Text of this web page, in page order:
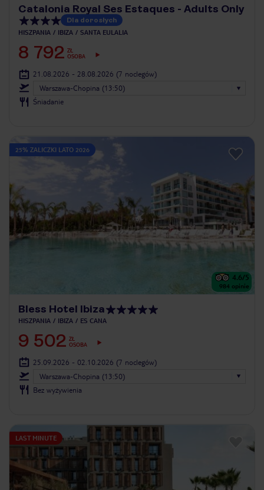
Catalonia Royal Ses Estaques - Adults Only
Dla dorosłych
HISZPANIA IBIZA SANTA EULALIA
8 792 ZŁ
OSOBA
21.08.2026 - 28.08.2026 (7 noclegów)
Warszawa-Chopina (13:50)
Śniadanie
25% ZALICZKI LATO 2026
4.6/5
984 opinie
Bless Hotel Ibiza
HISZPANIA IBIZA ES CANA
9 502 ZŁ
OSOBA
25.09.2026 - 02.10.2026 (7 noclegów)
Warszawa-Chopina (13:50)
Bez wyżywienia
LAST MINUTE